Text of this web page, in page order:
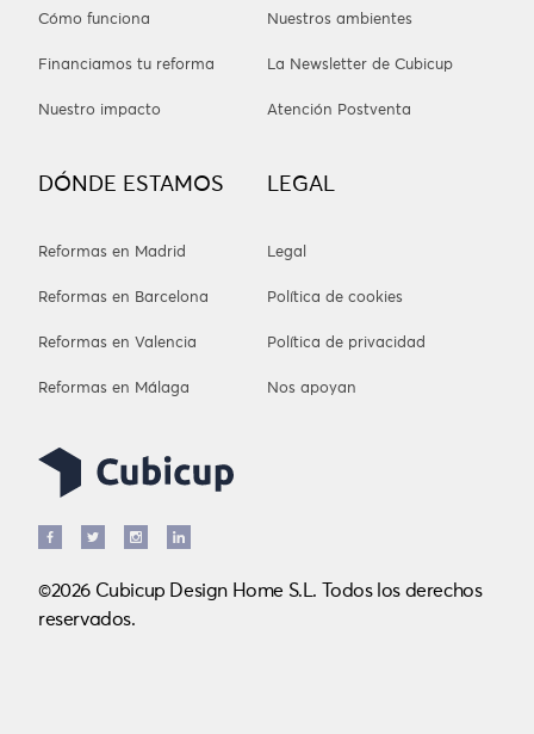
Cómo funciona
Financiamos tu reforma
Nuestro impacto
Nuestros ambientes
La Newsletter de Cubicup
Atención Postventa
DÓNDE ESTAMOS
Reformas en Madrid
Reformas en Barcelona
Reformas en Valencia
Reformas en Málaga
LEGAL
Legal
Política de cookies
Política de privacidad
Nos apoyan
©2026 Cubicup Design Home S.L. Todos los derechos
reservados.